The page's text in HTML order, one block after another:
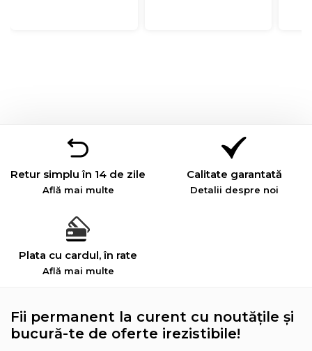
Retur simplu în 14 de zile
Află mai multe
Calitate garantată
Detalii despre noi
Plata cu cardul, în rate
Află mai multe
Fii permanent la curent cu noutățile și
bucură-te de oferte irezistibile!